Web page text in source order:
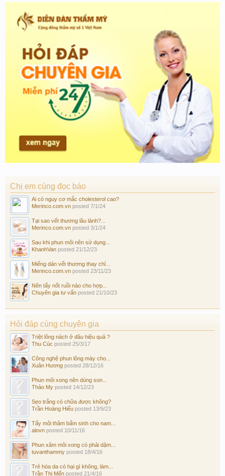
Chị em cùng đọc báo
Ai có nguy cơ mắc cholesterol cao?
Merinco.com.vn posted 7/1/24
Tại sao vết thương lâu lành?...
Merinco.com.vn posted 3/1/24
Sau khi phun môi nên sử dụng...
KhanhVan posted 21/12/23
Miếng dán vết thương thay chỉ...
Merinco.com.vn posted 23/11/23
Nên tẩy nốt ruồi nào cho hợp...
Chuyên gia tư vấn posted 21/10/23
Hỏi đáp cùng chuyên gia
Triệt lông nách ở đâu hiệu quả ?
Thu Cúc posted 25/3/17
Công nghệ phun lông mày cho...
Xuân Hương posted 28/12/16
Phun môi xong nên dùng son...
Thảo My posted 14/12/23
Sẹo trắng có chữa được không?
Trần Hoàng Hiếu posted 13/9/23
Tẩy môi thâm bẩm sinh cho nam...
alovn posted 10/11/16
Phun xăm môi xong có phải dặm...
tuvanthammy posted 18/4/16
Trẻ hóa da có hại gì không, làm...
Trần Thị Mến posted 21/4/16